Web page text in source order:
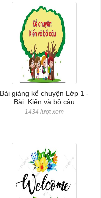
Bài giảng kể chuyện Lớp 1 -
Bài: Kiến và bồ câu
1434 lượt xem